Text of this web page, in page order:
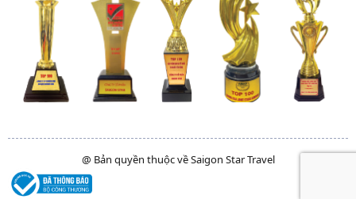
@ Bản quyền thuộc về Saigon Star Travel